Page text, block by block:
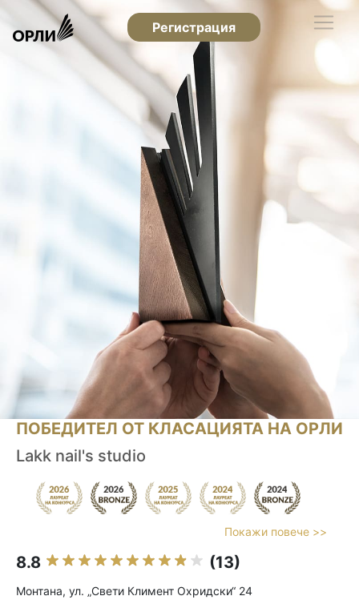
Регистрация
ПОБЕДИТЕЛ ОТ КЛАСАЦИЯТА НА ОРЛИ
Lakk nail's studio
Покажи повече >>
8.8 (13)
Монтана, ул. „Свети Климент Охридски“ 24